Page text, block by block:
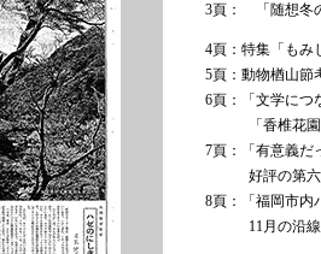
3頁： 「随想冬
4頁：特集「もみ
5頁：動物楢山節
6頁：「文学につ
「香椎花園バ
7頁：「有意義だ
好評の第六回
8頁：「福岡市内
11月の沿線